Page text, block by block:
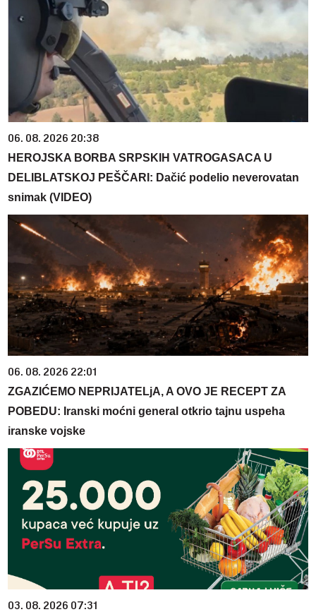
06. 08. 2026 20:38
HEROJSKA BORBA SRPSKIH VATROGASACA U
DELIBLATSKOJ PEŠČARI: Dačić podelio neverovatan
snimak (VIDEO)
06. 08. 2026 22:01
ZGAZIĆEMO NEPRIJATELjA, A OVO JE RECEPT ZA
POBEDU: Iranski moćni general otkrio tajnu uspeha
iranske vojske
03. 08. 2026 07:31